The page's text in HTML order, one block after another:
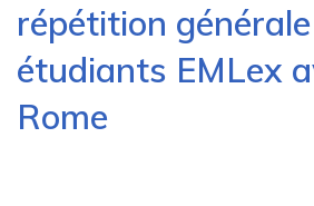
répétition
étudiants EMLex
Rome